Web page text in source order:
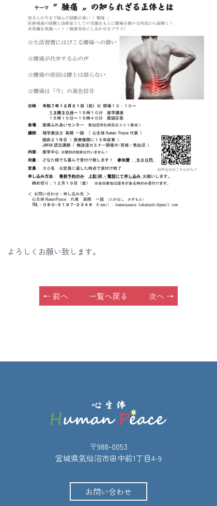
よろしくお願い致します。
← 前へ 一覧へ戻る 次へ →
〒988-0053
宮城県気仙沼市田中前1丁目4-9
お問い合わせ